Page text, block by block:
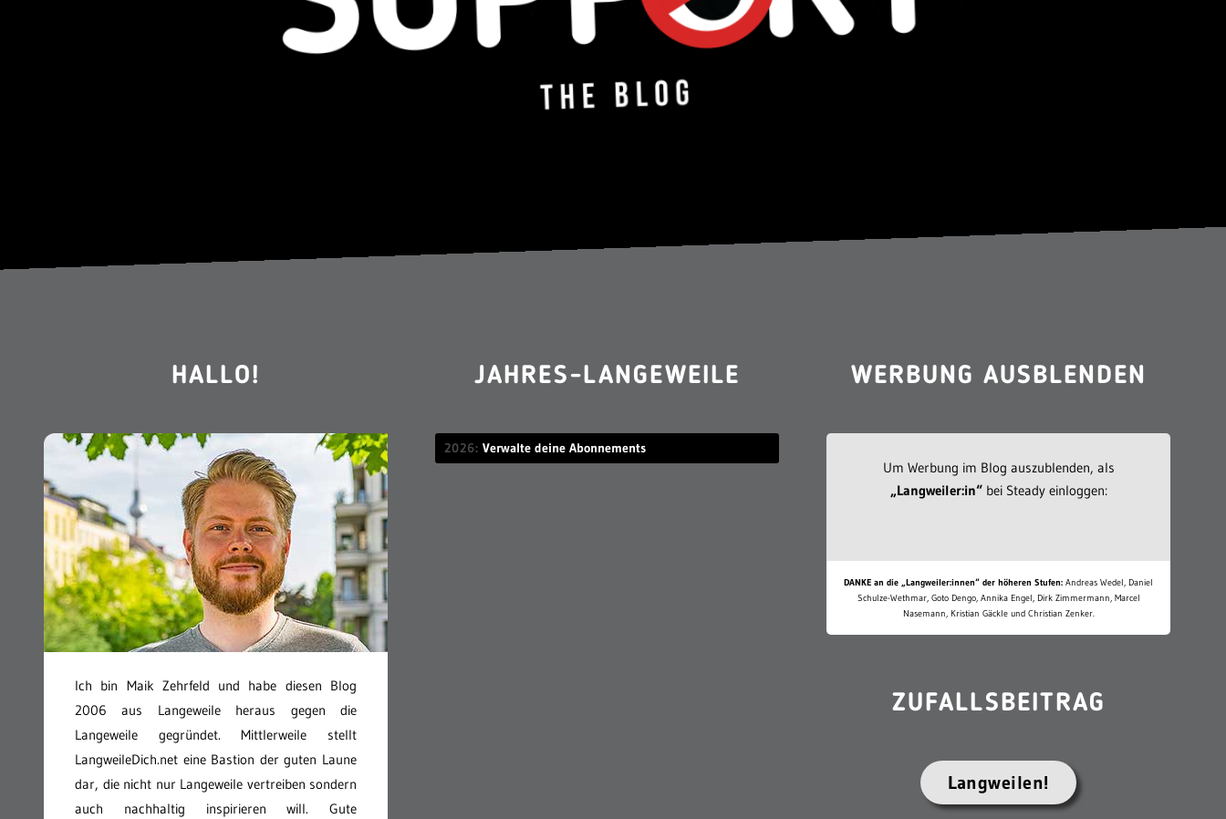
HALLO!
Ich bin Maik Zehrfeld und habe diesen Blog
2006 aus Langeweile heraus gegen die
Langeweile gegründet. Mittlerweile stellt
LangweileDich.net eine Bastion der guten Laune
dar, die nicht nur Langeweile vertreiben sondern
auch nachhaltig inspirieren will. Gute
JAHRES-LANGEWEILE
2026 Verwalte deine Abonnements
WERBUNG AUSBLENDEN
Um Werbung im Blog auszublenden, als
„Langweiler:in“bei Steady einloggen:
DANKE an die „Langweiler:innen“ der höheren Stufen: Andreas Wedel, Daniel
Schulze-Wethmar, Goto Dengo, Annika Engel, Dirk Zimmermann, Marcel
Nasemann, Kristian Gäckle und Christian Zenker.
ZUFALLSBEITRAG
Langweilen!